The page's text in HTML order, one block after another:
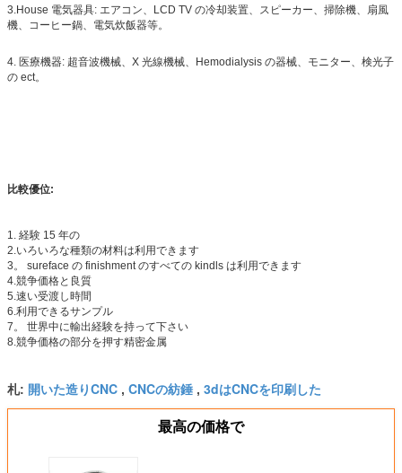
3.House 電気器具: エアコン、LCD TV の冷却装置、スピーカー、掃除機、扇風
機、コーヒー鍋、電気炊飯器等。
4. 医療機器: 超音波機械、X 光線機械、Hemodialysis の器械、モニター、検光子
の ect。
比較優位:
1. 経験 15 年の
2.いろいろな種類の材料は利用できます
3。 sureface の finishment のすべての kindls は利用できます
4.競争価格と良質
5.速い受渡し時間
6.利用できるサンプル
7。 世界中に輸出経験を持って下さい
8.競争価格の部分を押す精密金属
札: 開いた造りCNC , CNCの紡錘 , 3dはCNCを印刷した
最高の価格で